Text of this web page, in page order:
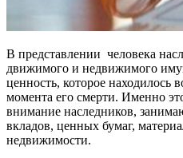
В представлении человека
движимого и недвижимого
ценность, которое находилось
момента его смерти. Именно
внимание наследников,
вкладов, ценных бумаг,
недвижимости.